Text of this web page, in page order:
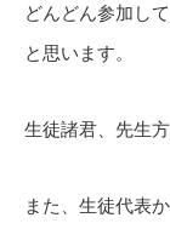
どんどん参加し
と思います。
生徒諸君、先生
また、生徒代表